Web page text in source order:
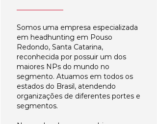
Somos uma empresa especializada
em headhunting em Pouso
Redondo, Santa Catarina,
reconhecida por possuir um dos
maiores NPs do mundo no
segmento. Atuamos em todos os
estados do Brasil, atendendo
organizações de diferentes portes e
segmentos.